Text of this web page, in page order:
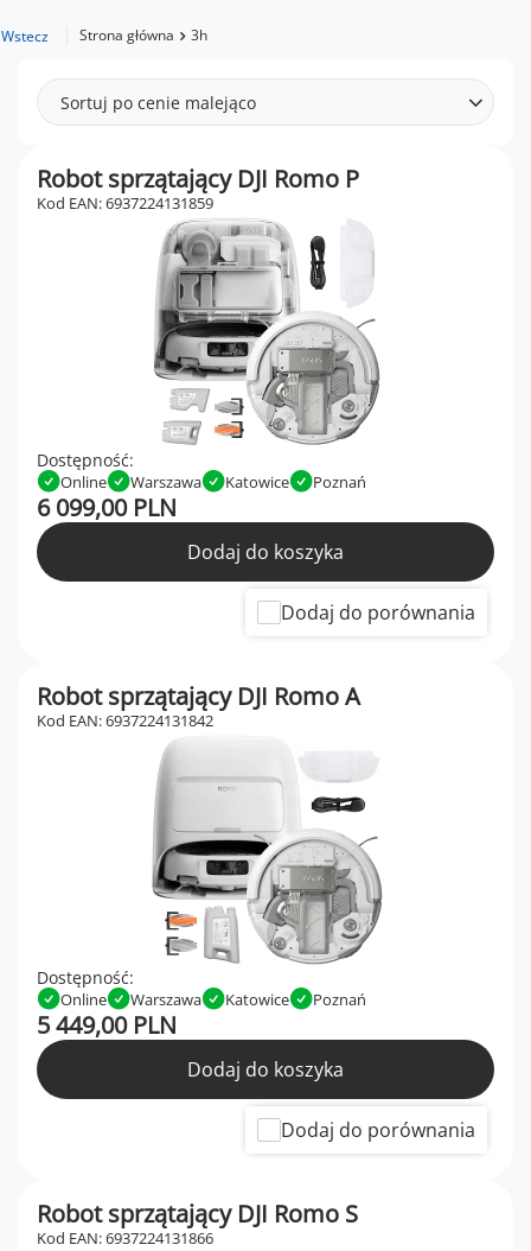
Wstecz Strona główna 3h
Sortuj po cenie malejąco
Robot sprzątający DJI Romo P
Kod EAN: 6937224131859
Dostępność:
Online Warszawa Katowice Poznań
6 099,00 PLN
Dodaj do koszyka
Dodaj do porównania
Robot sprzątający DJI Romo A
Kod EAN: 6937224131842
Dostępność:
Online Warszawa Katowice Poznań
5 449,00 PLN
Dodaj do koszyka
Dodaj do porównania
Robot sprzątający DJI Romo S
Kod EAN: 6937224131866